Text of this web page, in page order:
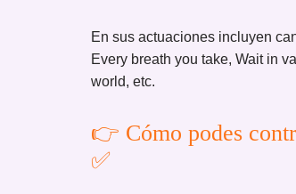
En sus actuaciones incluyen
Every breath you take, Wait in
world, etc.
👉 Cómo podes
✅